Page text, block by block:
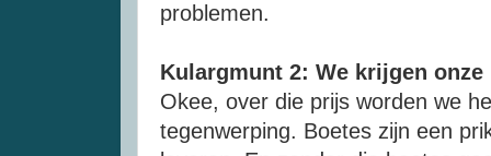
problemen.
Kulargmunt 2: We krijgen
Okee, over die prijs worden we
tegenwerping. Boetes zijn een